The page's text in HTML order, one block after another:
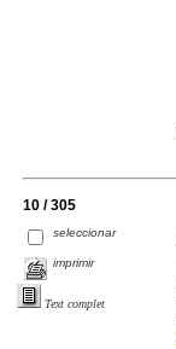
10 / 305
seleccionar
imprimir
Text complet